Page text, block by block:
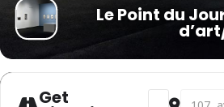
Le Point du
Get Address -